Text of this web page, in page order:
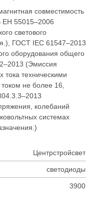
совместимость
ЕН 55015–2006
светового
ГОСТ IEC 61547–2013
оборудования общего
(Эмиссия
тока техническими
не более 16,
колебаний
системах
Центрстройсвет
светодиоды
3900